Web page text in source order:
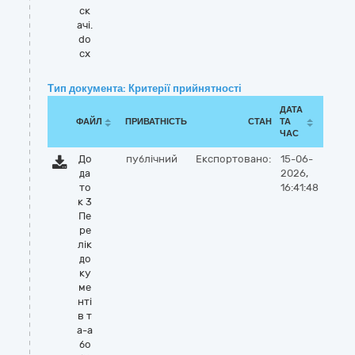
ск
ачі.
do
cx
Тип документа: Критерії прийнятності
ФАЙЛ ПРИВАТНІСТЬ СТАН
ДАТА
ТА
ЧАС
До
да
то
к 3
Пе
ре
лік
до
ку
ме
нті
в т
а-а
бо
публічний Експортовано:
15-06-
2026,
16:41:48